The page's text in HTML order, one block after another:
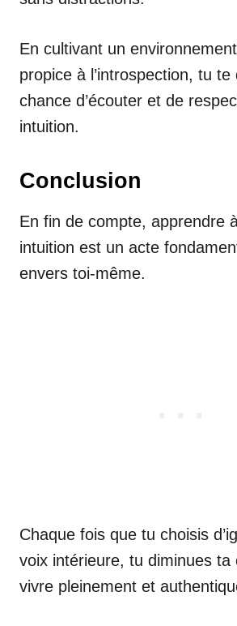
En cultivant un
propice à l’introspection, tu
chance d’écouter et de
intuition.
Conclusion
En fin de compte, apprendre
intuition est un acte
envers toi-même.
Chaque fois que tu choisis
voix intérieure, tu diminues ta
vivre pleinement et